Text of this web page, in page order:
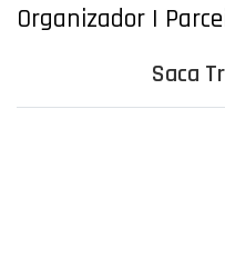
Organizador |
Saca